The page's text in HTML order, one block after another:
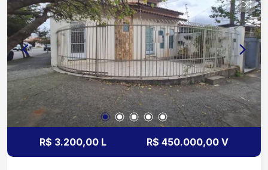
está equipada com armários, além de uma mesa
para refeições em família. A área externa conta
com duas espaçosas varandas, na frente e nos
fundos. Além disso, o imóvel conta com 1 vaga
de garagem coberta. Para garantir seu conforto
em todas as estações do ano, a casa conta com
três ventiladores de teto e dois ar-
condicionados, proporcionando um ambiente
agradável e climatizado. Não perca a
oportunidade de fazer desta casa o seu novo lar!
R$ 3.200,00 L R$ 450.000,00 V